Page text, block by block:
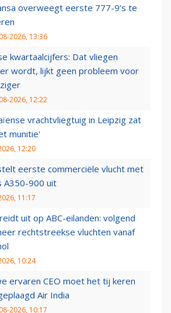
overweegt eerste 777-9’s te
2026, 13:36
kwartaalcijfers: Dat vliegen
wordt, lijkt geen probleem voor
2026, 12:22
vrachtvliegtuig in Leipzig zat
munitie'
12:20
eerste commerciële vlucht met
A350-900 uit
11:17
uit op ABC-eilanden: volgend
rechtstreekse vluchten vanaf
10:24
ervaren CEO moet het tij keren
Air India
2026, 10:17